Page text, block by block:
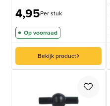
4,95Per stuk
Op voorraad
Bekijk product